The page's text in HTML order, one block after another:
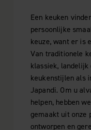
Een keuken
persoonlijke
keuze, want er is
Van traditionele
klassiek,
keukenstijlen als
Japandi. Om u
helpen, hebben
gemaakt uit onze
ontworpen en